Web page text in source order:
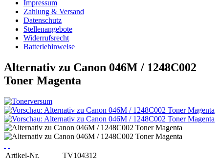
Impressum
Zahlung & Versand
Datenschutz
Stellenangebote
Widerrufsrecht
Batteriehinweise
Alternativ zu Canon 046M / 1248C002
Toner Magenta
Artikel-Nr.
TV104312